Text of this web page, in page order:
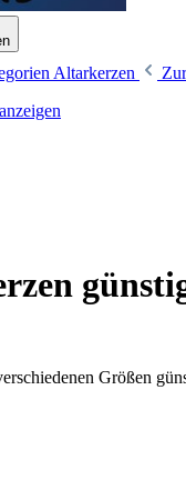
Altarkerzen
Größen